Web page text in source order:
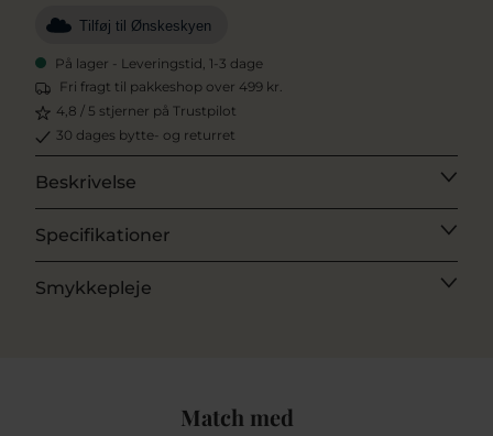
Tilføj til Ønskeskyen
På lager - Leveringstid, 1-3 dage
Fri fragt til pakkeshop over 499 kr.
4,8 / 5 stjerner på Trustpilot
30 dages bytte- og returret
Beskrivelse
Specifikationer
Smykkepleje
Match med